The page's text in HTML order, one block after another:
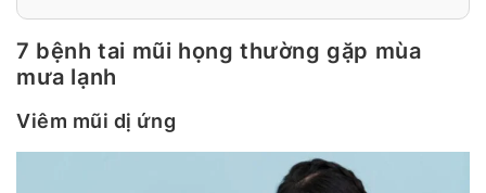
7 bệnh tai mũi họng thường gặp mùa
mưa lạnh
Viêm mũi dị ứng